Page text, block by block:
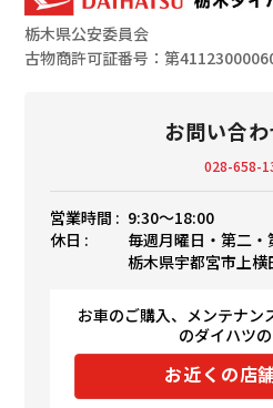
栃木県公安委員会
古物商許可証番号：第
お問い合
028-658-
営業時間 : 9:30〜18:00
休日 :
毎週月曜日・第二・
栃木県宇都宮市上横
お車のご購入、メンテナン
のダイハツ
お近くの店